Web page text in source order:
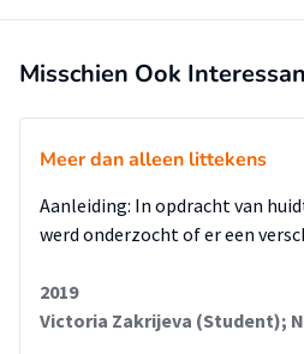
Misschien Ook
Meer dan alleen littekens
Aanleiding: In opdracht van
werd onderzocht of er een
2019
Victoria Zakrijeva (Student);